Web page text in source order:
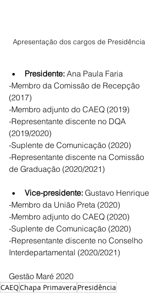
Apresentação dos cargos de Presidência
Presidente: Ana Paula Faria
-Membro da Comissão de Recepção
(2017)
-Membro adjunto do CAEQ (2019)
-Representante discente no DQA
(2019/2020)
-Suplente de Comunicação (2020)
-Representante discente na Comissão
de Graduação (2020/2021)
Vice-presidente: Gustavo Henrique
-Membro da União Preta (2020)
-Membro adjunto do CAEQ (2020)
-Suplente de Comunicação (2020)
-Representante discente no Conselho
Interdepartamental (2020/2021)
Gestão Maré 2020
CAEQChapa Primavera Presidência